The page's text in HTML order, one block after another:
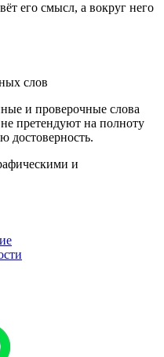
его смысл, а вокруг него
слов
и проверочные слова
претендуют на полноту
достоверность.
и